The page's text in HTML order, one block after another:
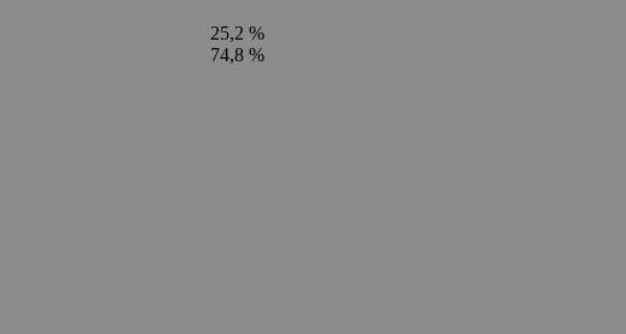
25,2 %
74,8 %